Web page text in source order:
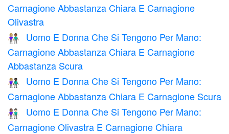
Carnagione Abbastanza Chiara E Carnagione
Olivastra
👩🏼‍🤝‍👨🏾
Uomo E Donna Che Si Tengono Per Mano:
Carnagione Abbastanza Chiara E Carnagione
Abbastanza Scura
👩🏼‍🤝‍👨🏿
Uomo E Donna Che Si Tengono Per Mano:
Carnagione Abbastanza Chiara E Carnagione Scura
👩🏽‍🤝‍👨🏻
Uomo E Donna Che Si Tengono Per Mano:
Carnagione Olivastra E Carnagione Chiara